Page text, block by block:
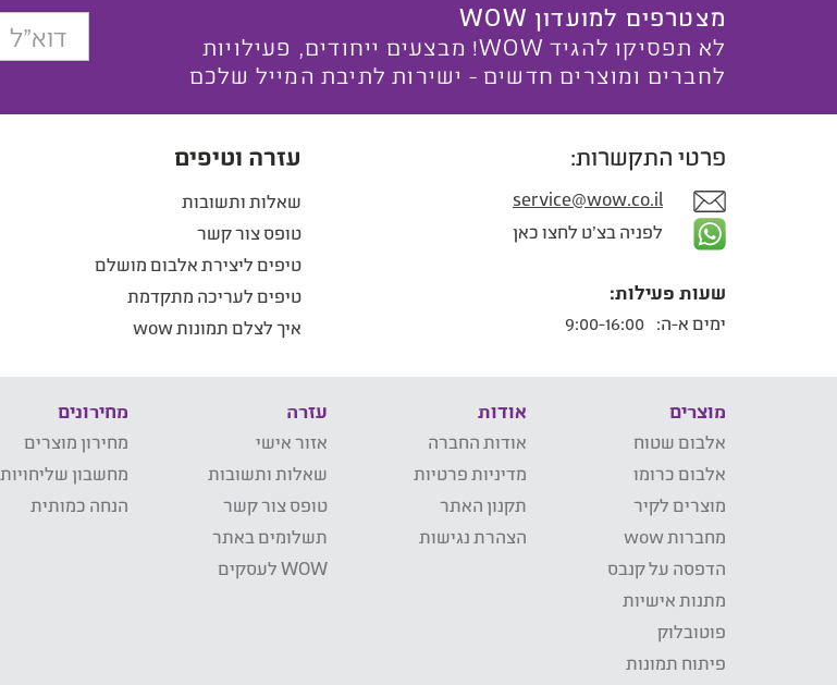
מצטרפים למועדון WOW
לא תפסיקו להגיד WOW! מבצעים ייחודים, פעילויות
לחברים ומוצרים חדשים - ישירות לתיבת המייל שלכם
פרטי התקשרות:
service@wow.co.il
לפניה בצ'ט לחצו כאן
שעות פעילות:
ימים א-ה:
עזרה וטיפים
שאלות ותשובות
טופס צור קשר
טיפים ליצירת אלבום מושלם
טיפים לעריכה מתקדמת
איך לצלם תמונות wow
מוצרים
אלבום שטוח
אלבום כרומו
מוצרים לקיר
מחברות wow
הדפסה על קנבס
מתנות אישיות
פוטובלוק
פיתוח תמונות
אודות
אודות החברה
מדיניות פרטיות
תקנון האתר
הצהרת נגישות
עזרה
אזור אישי
שאלות ותשובות
טופס צור קשר
תשלומים באתר
WOW לעסקים
מחירונים
מחירון מוצרים
מחשבון שליחויות
הנחה כמותית